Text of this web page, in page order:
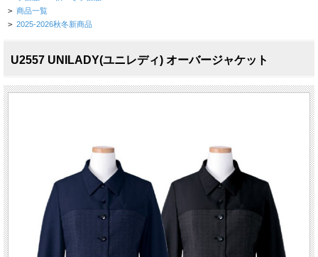
> 商品一覧
> 2025-2026秋冬新商品
U2557 UNILADY(ユニレディ) オーバージャケット